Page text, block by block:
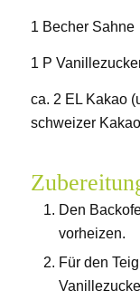
1 Becher Sahne
1 P
ca. 2 EL Kakao
schweizer
Den
vorheizen.
Für den